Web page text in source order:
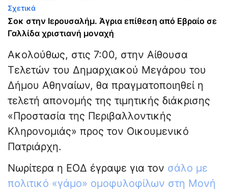
Σχετικά
Σοκ στην Ιερουσαλήμ. Άγρια επίθεση από Εβραίο σε
Γαλλίδα χριστιανή μοναχή
Ακολούθως, στις 7:00, στην Αίθουσα
Τελετών του Δημαρχιακού Μεγάρου του
Δήμου Αθηναίων, θα πραγματοποιηθεί η
τελετή απονομής της τιμητικής διάκρισης
«Προστασία της Περιβαλλοντικής
Κληρονομιάς» προς τον Οικουμενικό
Πατριάρχη.
Νωρίτερα η ΕΟΔ έγραψε για τον σάλο με
πολιτικό «γάμο» ομοφυλοφίλων στη Μονή